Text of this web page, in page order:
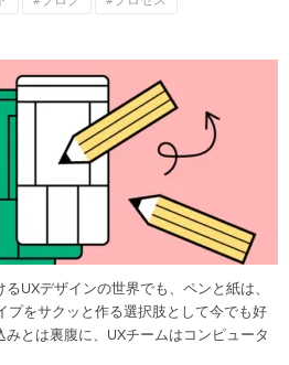
UXデザインの世界でも、ペンと紙は、
プをサクッと作る選択肢として今でも好
とは裏腹に、UXチームはコンピュータ